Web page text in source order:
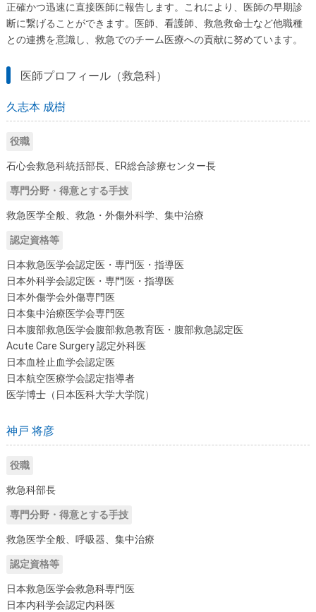
正確かつ迅速に直接医師に報告します。これにより、医師の早期診
断に繋げることができます。医師、看護師、救急救命士など他職種
との連携を意識し、救急でのチーム医療への貢献に努めています。
医師プロフィール（救急科）
久志本 成樹
役職
石心会救急科統括部長、ER総合診療センター長
専門分野・得意とする手技
救急医学全般、救急・外傷外科学、集中治療
認定資格等
日本救急医学会認定医・専門医・指導医
日本外科学会認定医・専門医・指導医
日本外傷学会外傷専門医
日本集中治療医学会専門医
日本腹部救急医学会腹部救急教育医・腹部救急認定医
Acute Care Surgery 認定外科医
日本血栓止血学会認定医
日本航空医療学会認定指導者
医学博士（日本医科大学大学院）
神戸 将彦
役職
救急科部長
専門分野・得意とする手技
救急医学全般、呼吸器、集中治療
認定資格等
日本救急医学会救急科専門医
日本内科学会認定内科医